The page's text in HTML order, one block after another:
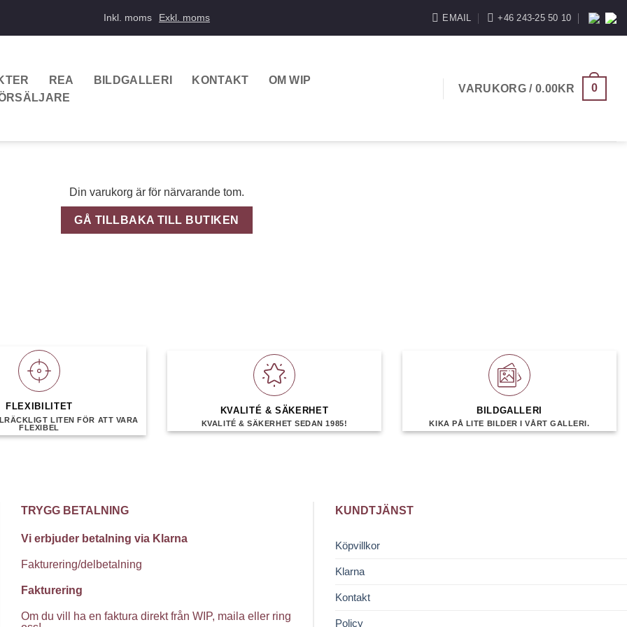
Inkl. moms Exkl. moms EMAIL +46 243-25 50 10
REA BILDGALLERI KONTAKT
OM WIP
VARUKORG / 0.00KR 0
Din varukorg är för närvarande tom.
GÅ TILLBAKA TILL BUTIKEN
FLEXIBILITET
LITEN FÖR ATT VARA
FLEXIBEL
KVALITÉ & SÄKERHET
KVALITÉ & SÄKERHET SEDAN 1985!
BILDGALLERI
KIKA PÅ LITE BILDER I VÅRT GALLERI.
TRYGG BETALNING
Vi erbjuder betalning via Klarna
Fakturering/delbetalning
Fakturering
Om du vill ha en faktura direkt från WIP, maila eller ring
KUNDTJÄNST
Köpvillkor
Klarna
Kontakt
Policy